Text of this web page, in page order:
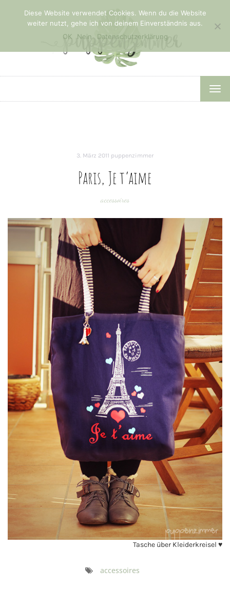
3. März 2011 puppenzimmer
Paris, Je t’aime
accessoires
Tasche über Kleiderkreisel ♥
accessoires
Diese Website verwendet Cookies. Wenn du die Website
weiter nutzt, gehe ich von deinem Einverständnis aus.
OK
Nein Datenschutzerklärung